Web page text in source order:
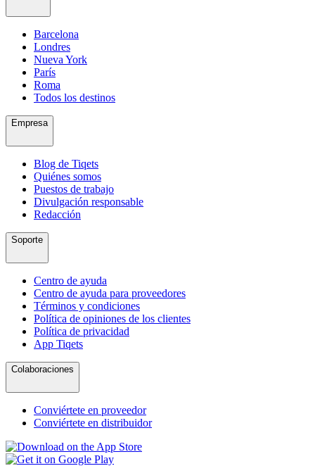
Barcelona
Londres
Nueva York
París
Roma
Todos los destinos
Empresa
Blog de Tiqets
Quiénes somos
Puestos de trabajo
Divulgación responsable
Redacción
Soporte
Centro de ayuda
Centro de ayuda para proveedores
Términos y condiciones
Política de opiniones de los clientes
Política de privacidad
App Tiqets
Colaboraciones
Conviértete en proveedor
Conviértete en distribuidor